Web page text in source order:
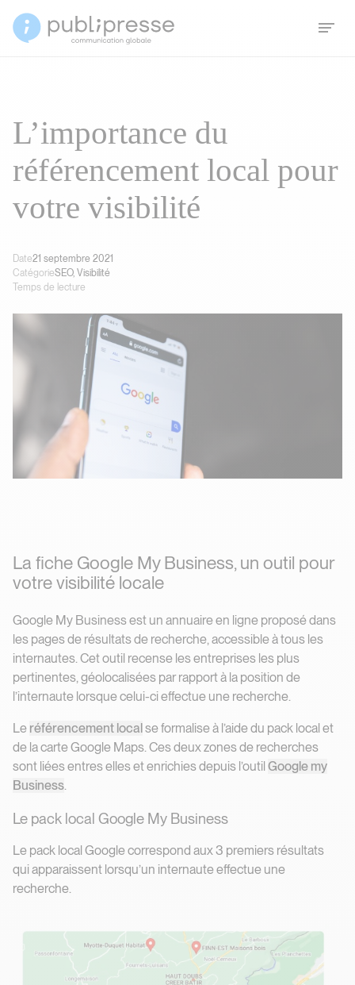
L’importance du
référencement local pour
votre visibilité
Date21 septembre 2021
CatégorieSEO, Visibilité
Temps de lecture
La fiche Google My Business, un outil pour
votre visibilité locale
Google My Business est un annuaire en ligne proposé dans
les pages de résultats de recherche, accessible à tous les
internautes. Cet outil recense les entreprises les plus
pertinentes, géolocalisées par rapport à la position de
l’internaute lorsque celui-ci effectue une recherche.
Le référencement localse formalise à l’aide du pack local et
de la carte Google Maps. Ces deux zones de recherches
sont liées entres elles et enrichies depuis l’outil Google my
Business.
Le pack local Google My Business
Le pack local Google correspond aux 3 premiers résultats
qui apparaissent lorsqu’un internaute effectue une
recherche.